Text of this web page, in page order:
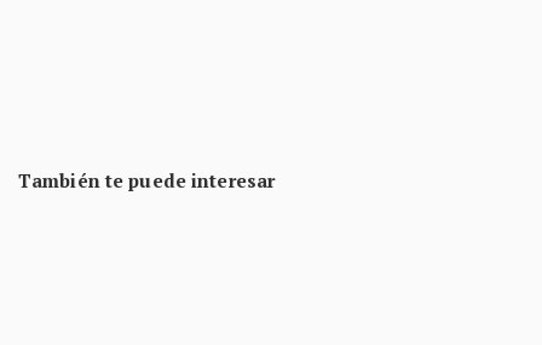
También te puede interesar